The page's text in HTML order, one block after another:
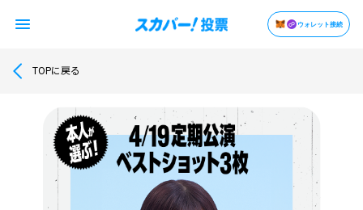
ウォレット接続
TOPに戻る